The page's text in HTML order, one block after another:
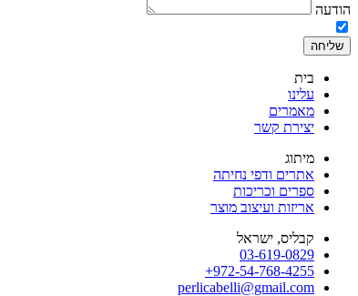
הודעה
שליחה
בית
עלינו
מאמרים
יצירת קשר
מיתוג
אתרים ודפי נחיתה
ספרים וכריכות
אריזות ועיצוב מוצר
קבליס, ישראל
03-619-0829
972-54-768-4255+
perlicabelli@gmail.com